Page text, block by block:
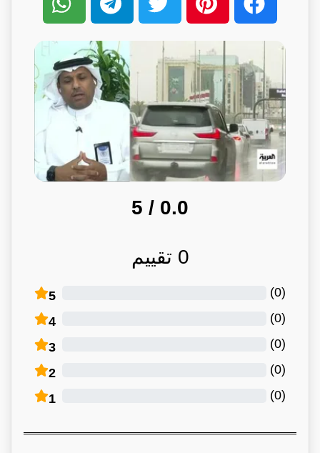
0.0
/ 5
0 تقييم
5 (
0
)
4 (
0
)
3 (
0
)
2 (
0
)
1 (
0
)